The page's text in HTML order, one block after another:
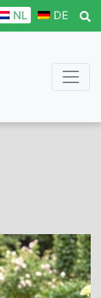
NL DE